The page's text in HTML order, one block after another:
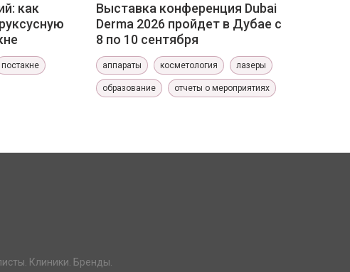
как
постакне
Выставка конференция Dubai
Derma 2026 пройдет в Дубае с
8 по 10 сентября
аппараты косметология лазеры
образование отчеты о мероприятиях
Клиники. Бренды.